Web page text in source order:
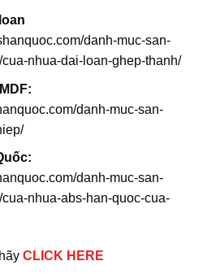
danh-muc-san-
nhua-dai-loan-ghep-thanh/
:
danh-muc-san-
danh-muc-san-
nhua-abs-han-quoc-cua-
CLICK HERE